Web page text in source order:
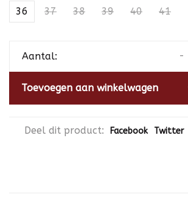
36 37 38 39 40 41
Aantal: -
Toevoegen aan winkelwagen
Deel dit product: Facebook Twitter